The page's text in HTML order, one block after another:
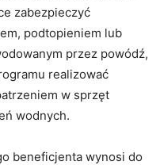
zabezpieczyć
podtopieniem lub
przez powódź,
realizować
w sprzęt
wodnych.
beneficjenta wynosi do